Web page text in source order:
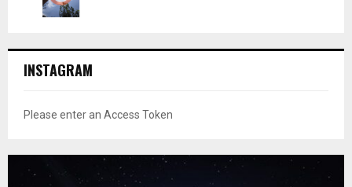
INSTAGRAM
Please enter an Access Token